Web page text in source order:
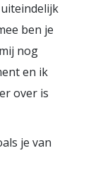
ben je
nog
en ik
over is
je van